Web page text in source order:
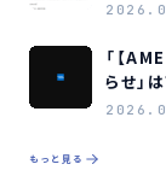
「【
らせ」
スプレ
もっと見る